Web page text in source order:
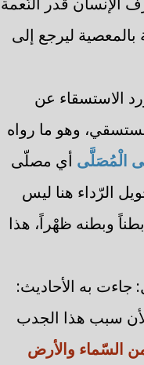
بالمعصية ليرجع إلى
الاستسقاء عن
وهو ما رواه
الْمُصَلَّى أي مصلّى
الرّداء هنا ليس
وبطنه ظهْراً، هذا
جاءت به الأحاديث:
لأن سبب هذا الجدب
السّماء والأرض